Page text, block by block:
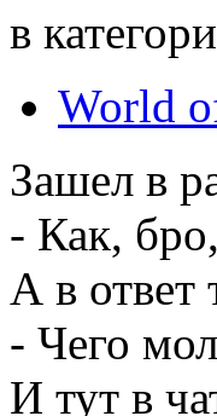
в
World
Зашел в
- Как,
А в ответ
- Чего
И тут в